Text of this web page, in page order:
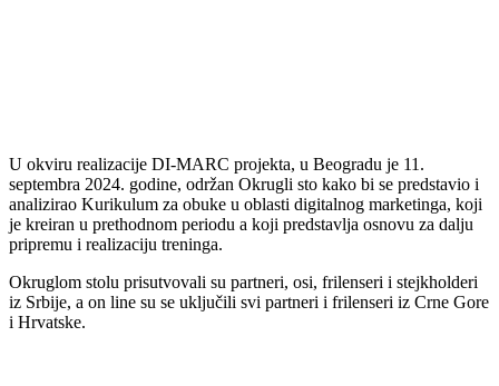
U okviru realizacije DI-MARC projekta, u Beogradu je 11.
septembra 2024. godine, održan Okrugli sto kako bi se predstavio i
analizirao Kurikulum za obuke u oblasti digitalnog marketinga, koji
je kreiran u prethodnom periodu a koji predstavlja osnovu za dalju
pripremu i realizaciju treninga.
Okruglom stolu prisutvovali su partneri, osi, frilenseri i stejkholderi
iz Srbije, a on line su se uključili svi partneri i frilenseri iz Crne Gore
i Hrvatske.